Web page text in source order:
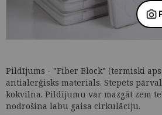
Pildījums - "Fiber Block" (termiski
antialerģisks materiāls. Stepēts
kokvilna. Pildījumu var mazgāt zem
nodrošina labu gaisa cirkulāciju.